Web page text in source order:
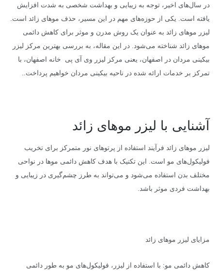
در سال‌های اخیر، توجه به زیبایی و بهداشت شخصی به شدت افزایش
یافته است. یکی از حوزه‌های مهم در این مسیر، حذف موهای زائد است.
لیزر موهای زائد به عنوان یک روش مدرن و موثر برای کاهش دائمی
موهای زائد شناخته می‌شود. در این مقاله، به بررسی بهترین مرکز لیزر
بیکینی مردان در اصفهان، یعنی مرکز لیزر وی آی پی خانه اصفهان، با
تمرکز بر خدمات ارائه شده در ناحیه بیکینی مردان خواهیم پرداخت..
آشنایی با لیزر موهای زائد
لیزر موهای زائد فرآیند استفاده از پرتوهای نور متمرکز برای تخریب
فولیکول‌های مو است. این تکنیک با هدف کاهش دائمی موها در نواحی
مختلف بدن استفاده می‌شود و می‌تواند به طرز چشم‌گیری در زیبایی و
بهداشت فردی موثر باشد.
مزایای لیزر موهای زائد
کاهش دائمی مو: با استفاده از لیزر، فولیکول‌های مو به طور دائمی